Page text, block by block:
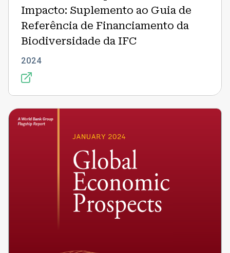
Impacto: Suplemento ao Guia de
Referência de Financiamento da
Biodiversidade da IFC
2024
O
relatório